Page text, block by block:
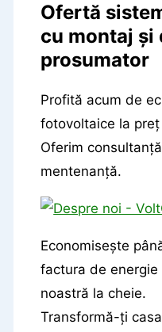
Ofertă
cu montaj și
prosumator
Profită acum de
fotovoltaice la
Oferim
mentenanță.
Economisește
factura de
noastră la cheie.
Transformă-ți